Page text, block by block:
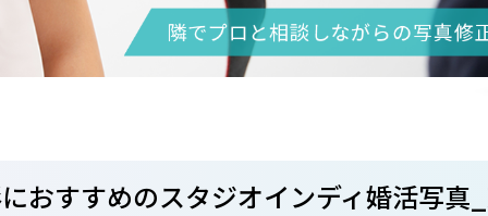
おすすめのスタジオインディ婚活写真